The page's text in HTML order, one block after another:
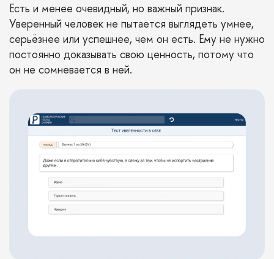
Есть и менее очевидный, но важный признак.
Уверенный человек не пытается выглядеть умнее,
серьёзнее или успешнее, чем он есть. Ему не нужно
постоянно доказывать свою ценность, потому что
он не сомневается в ней.